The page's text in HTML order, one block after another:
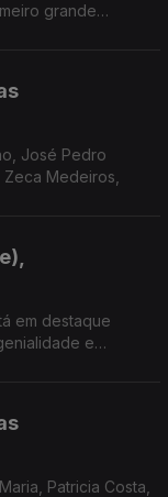
grande
José Pedro
Medeiros,
em destaque
e
Patricia Costa,